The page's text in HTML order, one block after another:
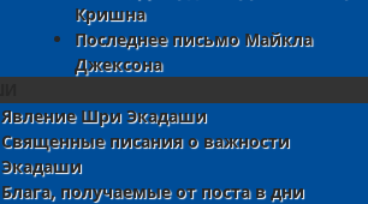
Кришна
Последнее письмо Майкла
Джексона
Явление Шри Экадаши
Священные писания о важности
Экадаши
Блага, получаемые от поста в дни